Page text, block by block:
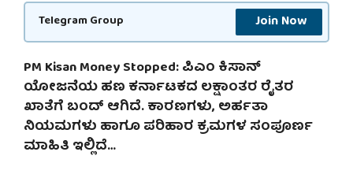
Telegram Group Join Now
PM Kisan Money Stopped: ಪಿಎಂ ಕಿಸಾನ್
ಯೋಜನೆಯ ಹಣ ಕರ್ನಾಟಕದ ಲಕ್ಷಾಂತರ ರೈತರ
ಖಾತೆಗೆ ಬಂದ್ ಆಗಿದೆ. ಕಾರಣಗಳು, ಅರ್ಹತಾ
ನಿಯಮಗಳು ಹಾಗೂ ಪರಿಹಾರ ಕ್ರಮಗಳ ಸಂಪೂರ್ಣ
ಮಾಹಿತಿ ಇಲ್ಲಿದೆ…